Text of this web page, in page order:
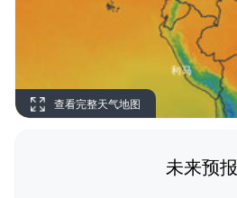
查看完整天气地图
未来预报